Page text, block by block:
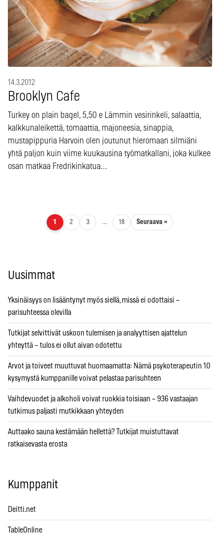
14.3.2012
Brooklyn Cafe
Turkey on plain bagel, 5,50 e Lämmin vesirinkeli, salaattia,
kalkkunaleikettä, tomaattia, majoneesia, sinappia,
mustapippuria Harvoin olen joutunut hieromaan silmiäni
yhtä paljon kuin viime kuukausina työmatkallani, joka kulkee
osan matkaa Fredrikinkatua…
Artikkelien sivutus
1 2 3 … 18 Seuraava »
Uusimmat
Yksinäisyys on lisääntynyt myös siellä, missä ei odottaisi –
parisuhteessa olevilla
Tutkijat selvittivät uskoon tulemisen ja analyyttisen ajattelun
yhteyttä – tulos ei ollut aivan odotettu
Arvot ja toiveet muuttuvat huomaamatta: Nämä psykoterapeutin 10
kysymystä kumppanille voivat pelastaa parisuhteen
Vaihdevuodet ja alkoholi voivat ruokkia toisiaan – 936 vastaajan
tutkimus paljasti mutkikkaan yhteyden
Auttaako sauna kestämään hellettä? Tutkijat muistuttavat
ratkaisevasta erosta
Kumppanit
Deitti.net
TableOnline